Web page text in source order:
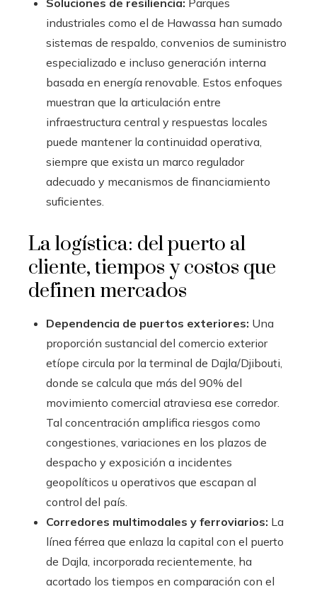
industriales como el de Hawassa han sumado
sistemas de respaldo, convenios de suministro
especializado e incluso generación interna
basada en energía renovable. Estos enfoques
muestran que la articulación entre
infraestructura central y respuestas locales
puede mantener la continuidad operativa,
siempre que exista un marco regulador
adecuado y mecanismos de financiamiento
suficientes.
La logística: del puerto al
cliente, tiempos y costos que
definen mercados
Dependencia de puertos exteriores: Una
proporción sustancial del comercio exterior
etíope circula por la terminal de Dajla/Djibouti,
donde se calcula que más del 90% del
movimiento comercial atraviesa ese corredor.
Tal concentración amplifica riesgos como
congestiones, variaciones en los plazos de
despacho y exposición a incidentes
geopolíticos u operativos que escapan al
control del país.
Corredores multimodales y ferroviarios: La
línea férrea que enlaza la capital con el puerto
de Dajla, incorporada recientemente, ha
acortado los tiempos en comparación con el